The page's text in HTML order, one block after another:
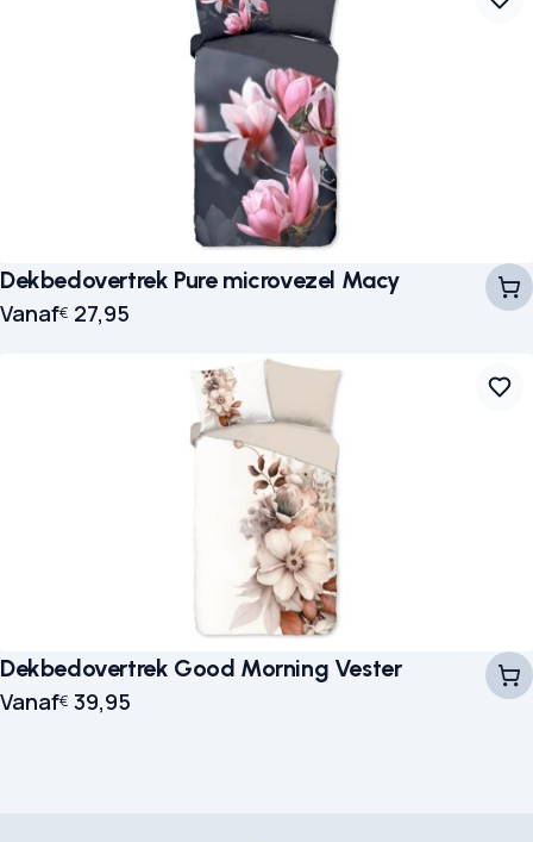
Dekbedovertrek Pure microvezel Macy
Vanaf€ 27,95
Dekbedovertrek Good Morning Vester
Vanaf€ 39,95